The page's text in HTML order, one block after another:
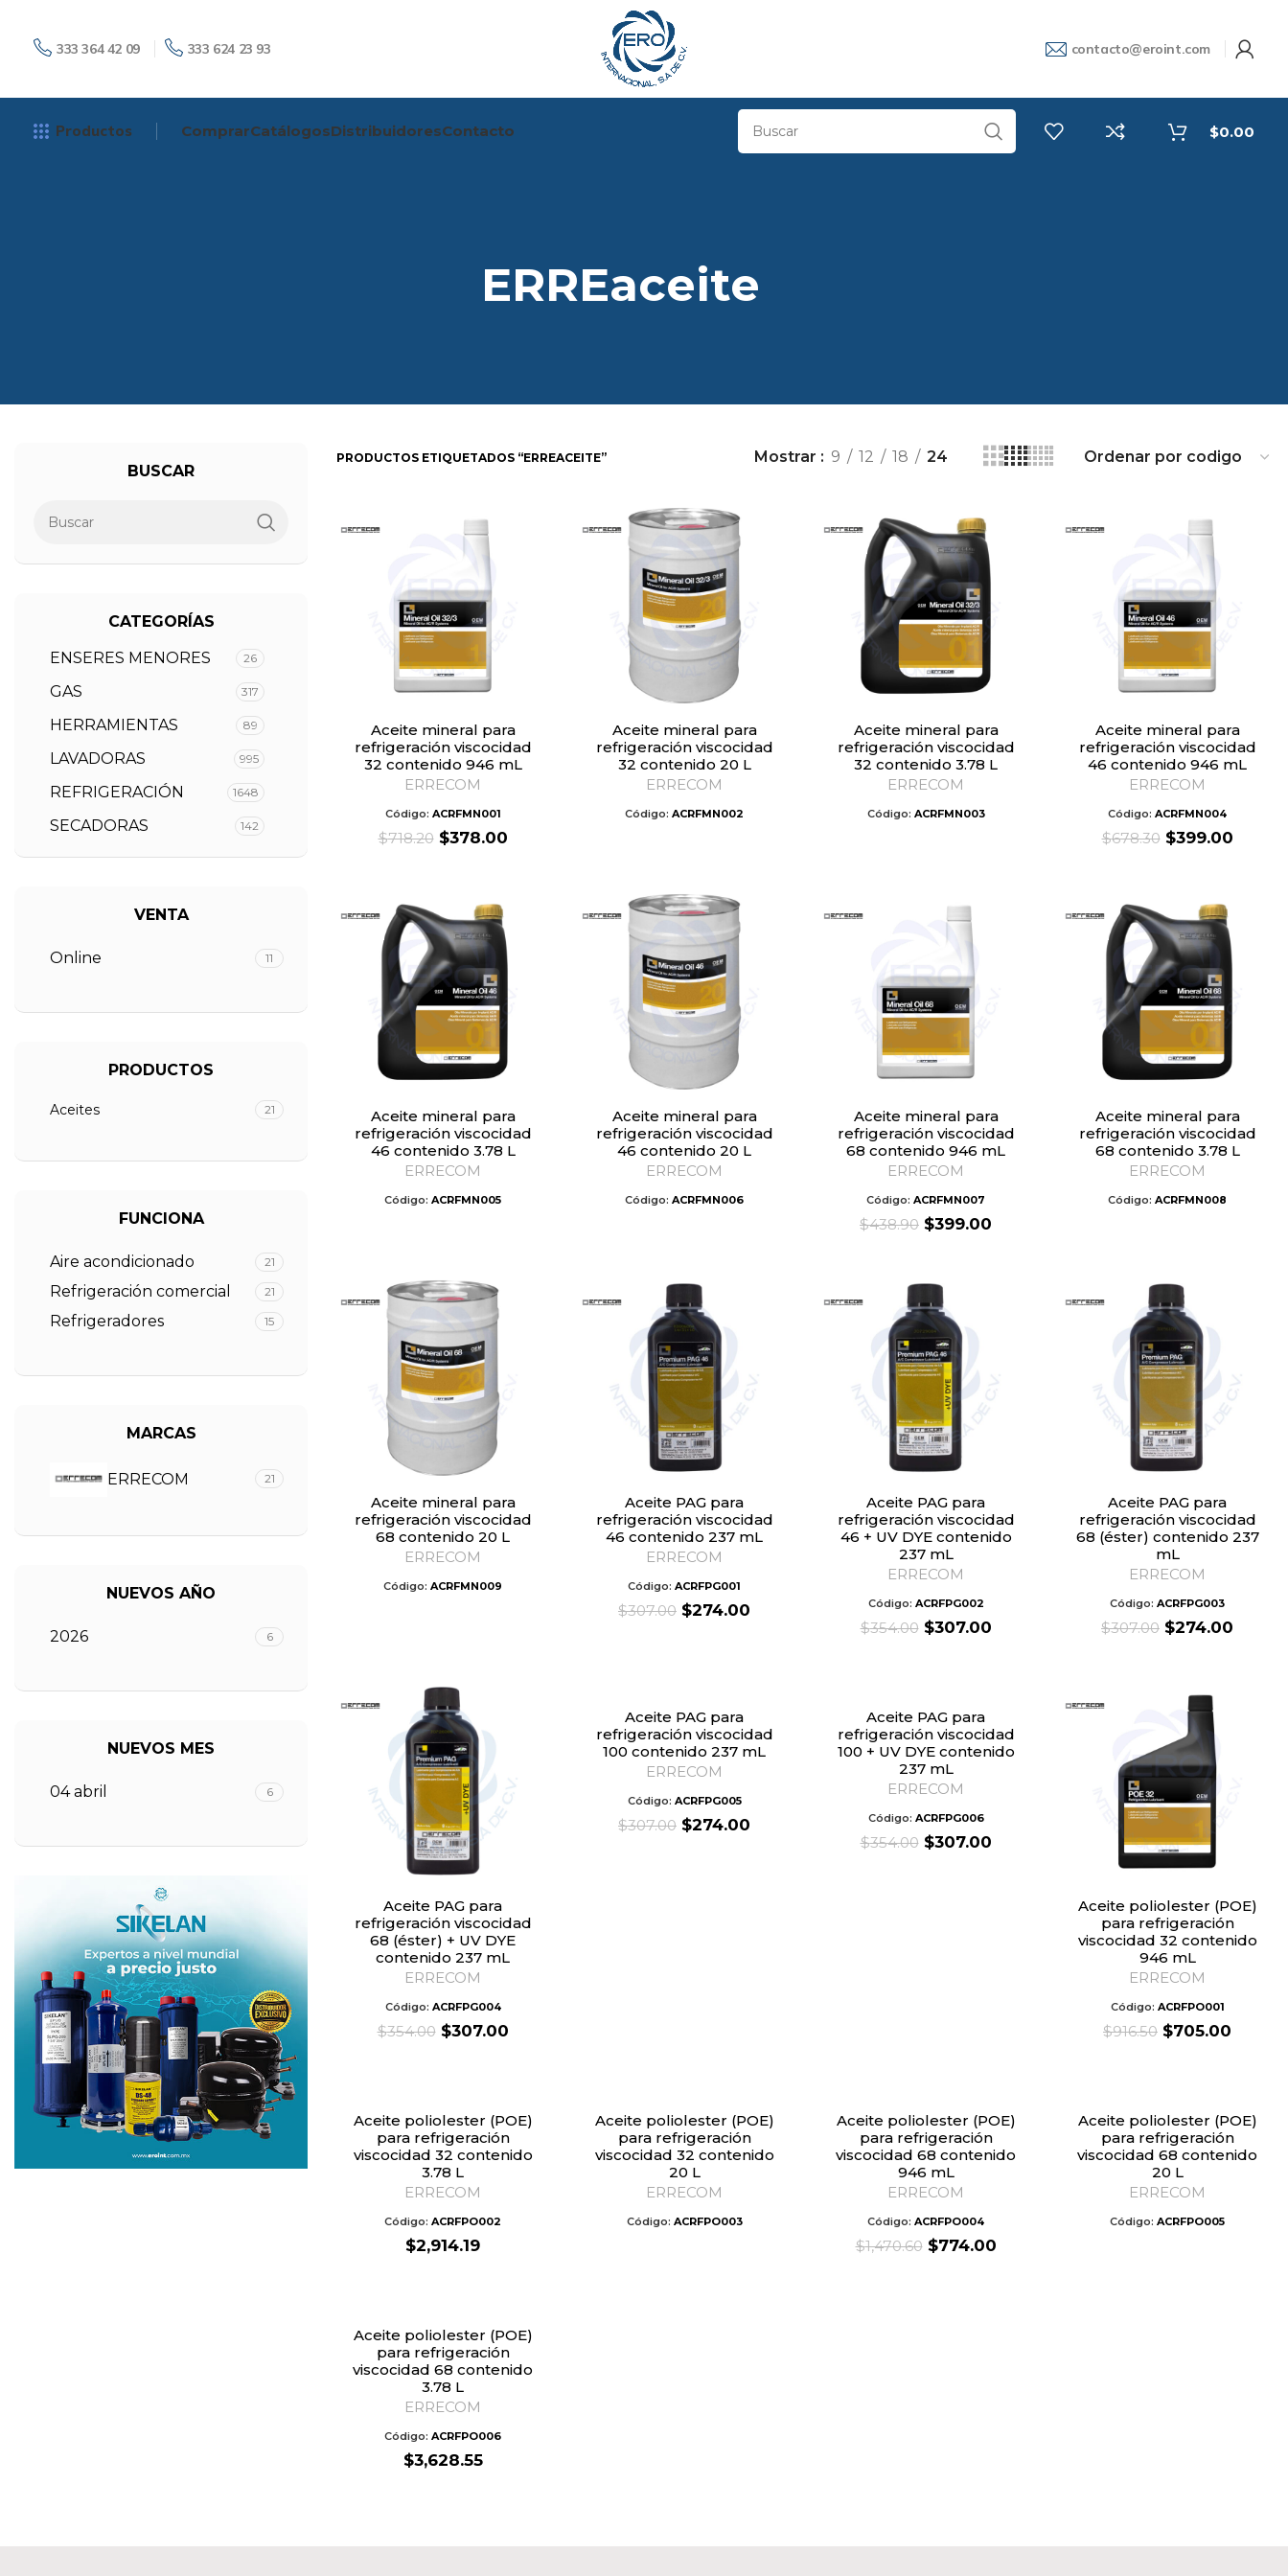
333 364 42 09 333 624 23 93 contacto@eroint.com
Productos ComprarCatálogosDistribuidoresContacto $0.00
ERREaceite
BUSCAR
CATEGORÍAS
ENSERES MENORES
26
GAS 317
HERRAMIENTAS 89
LAVADORAS 995
REFRIGERACIÓN 1648
SECADORAS 142
VENTA
Online 11
PRODUCTOS
Aceites 21
FUNCIONA
Aire acondicionado 21
Refrigeración comercial 21
Refrigeradores 15
MARCAS
ERRECOM 21
NUEVOS AÑO
2026 6
NUEVOS MES
04 abril 6
PRODUCTOS ETIQUETADOS “ERREACEITE” Mostrar 9 12 18 24
Aceite mineral para
refrigeración viscocidad
32 contenido 946 mL
ERRECOM
Código: ACRFMN001
$718.20 Original
$378.00Current
Aceite mineral para
refrigeración viscocidad
32 contenido 20 L
ERRECOM
Código: ACRFMN002
Aceite mineral para
refrigeración viscocidad
32 contenido 3.78 L
ERRECOM
Código: ACRFMN003
Aceite mineral para
refrigeración viscocidad
46 contenido 946 mL
ERRECOM
Código: ACRFMN004
$678.30 Original
$399.00
Aceite mineral para
refrigeración viscocidad
46 contenido 3.78 L
ERRECOM
Código: ACRFMN005
Aceite mineral para
refrigeración viscocidad
46 contenido 20 L
ERRECOM
Código: ACRFMN006
Aceite mineral para
refrigeración viscocidad
68 contenido 946 mL
ERRECOM
Código: ACRFMN007
$438.90 Original
$399.00
Aceite mineral para
refrigeración viscocidad
68 contenido 3.78 L
ERRECOM
Código: ACRFMN008
Aceite mineral para
refrigeración viscocidad
68 contenido 20 L
ERRECOM
Código: ACRFMN009
Aceite PAG para
refrigeración viscocidad
46 contenido 237 mL
ERRECOM
Código: ACRFPG001
$307.00 Original
$274.00
Aceite PAG para
refrigeración viscocidad
46 + UV DYE contenido
237 mL
ERRECOM
Código: ACRFPG002
$354.00 Original
$307.00Current
Aceite PAG para
refrigeración viscocidad
68 (éster) contenido 237
mL
ERRECOM
Código: ACRFPG003
$307.00 Original
$274.00
Aceite PAG para
refrigeración viscocidad
68 (éster) + UV DYE
contenido 237 mL
ERRECOM
Código: ACRFPG004
$354.00 Original
$307.00Current
Aceite PAG para
refrigeración viscocidad
100 contenido 237 mL
ERRECOM
Código: ACRFPG005
$307.00 Original
$274.00
Aceite PAG para
refrigeración viscocidad
100 + UV DYE contenido
237 mL
ERRECOM
Código: ACRFPG006
$354.00 Original
$307.00Current
Aceite poliolester (POE)
para refrigeración
viscocidad 32 contenido
946 mL
ERRECOM
Código: ACRFPO001
$916.50 Original
$705.00
Aceite poliolester (POE)
para refrigeración
viscocidad 32 contenido
3.78 L
ERRECOM
Código: ACRFPO002
$2,914.19
Aceite poliolester (POE)
para refrigeración
viscocidad 32 contenido
20 L
ERRECOM
Código: ACRFPO003
Aceite poliolester (POE)
para refrigeración
viscocidad 68 contenido
946 mL
ERRECOM
Código: ACRFPO004
$1,470.60 Original
$774.00Current
Aceite poliolester (POE)
para refrigeración
viscocidad 68 contenido
20 L
ERRECOM
Código: ACRFPO005
Aceite poliolester (POE)
para refrigeración
viscocidad 68 contenido
3.78 L
ERRECOM
Código: ACRFPO006
$3,628.55